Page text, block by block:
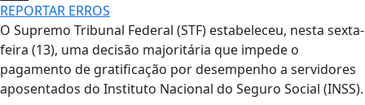
REPORTAR ERROS
O Supremo Tribunal Federal (STF) estabeleceu, nesta sexta-
feira (13), uma decisão majoritária que impede o
pagamento de gratificação por desempenho a servidores
aposentados do Instituto Nacional do Seguro Social (INSS).